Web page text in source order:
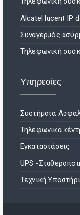
Alcatel lucent IP
Συναγερμός
Τηλεφωνική
Υπηρεσίες
Συστήματα
Τηλεφωνικά
Εγκαταστάσεις
UPS -
Τεχνική